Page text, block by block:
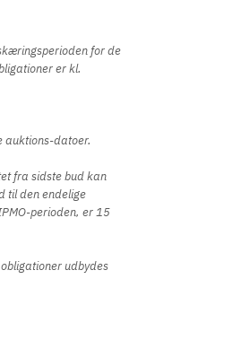
for de
er kl.
auktions-datoer.
fra sidste bud kan
til den endelige
perioden, er 15
udbydes